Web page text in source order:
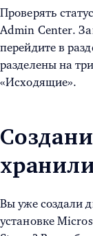
Проверять
Admin Center.
перейдите в
разделены на
«Исходящие».
Вы уже создали
установке